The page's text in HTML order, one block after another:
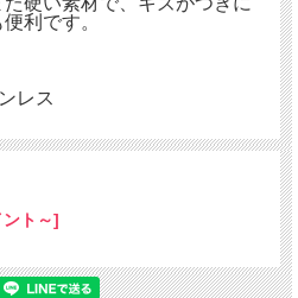
利です。
レス
ト～]